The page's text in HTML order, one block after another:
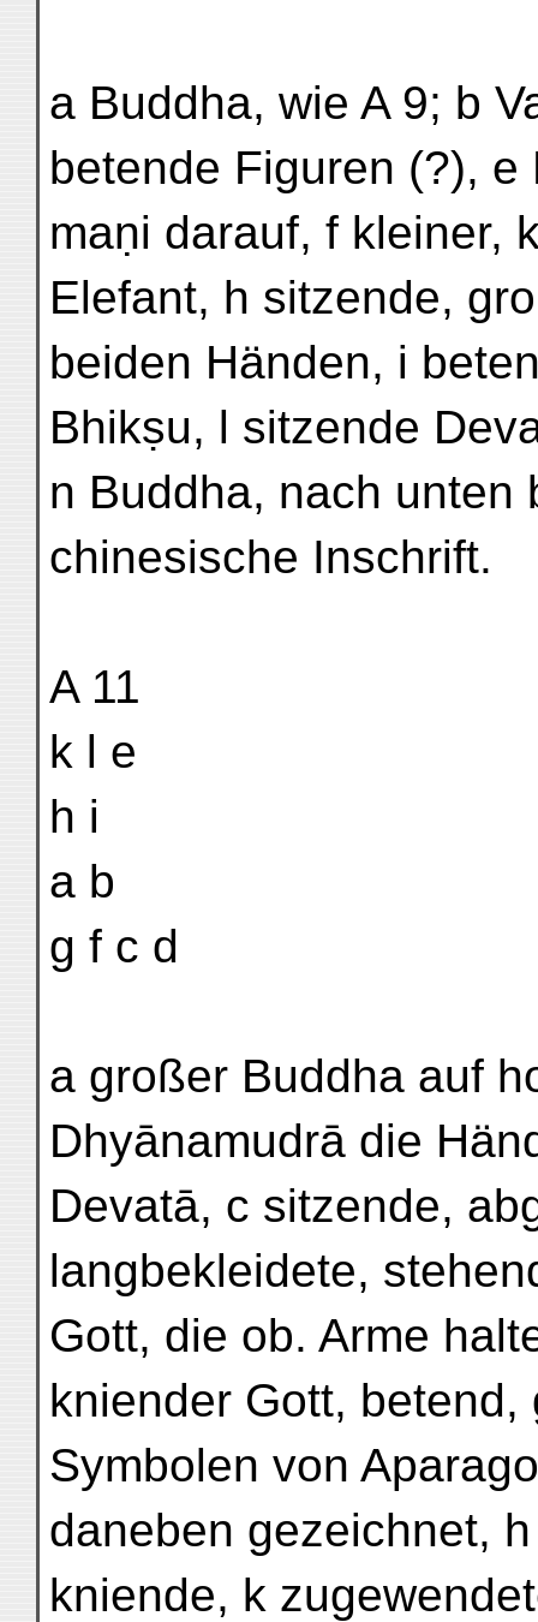
a Buddha, wie A 9; b
betende Figuren (?), e
maṇi darauf, f kleiner,
Elefant, h sitzende,
beiden Händen, i
Bhikṣu, l sitzende
n Buddha, nach unten
chinesische Inschrift.
A 11
k l e
h i
a b
g f c d
a großer Buddha auf
Dhyānamudrā die
Devatā, c sitzende,
langbekleidete,
Gott, die ob. Arme
kniender Gott,
Symbolen von
daneben gezeichnet,
kniende, k